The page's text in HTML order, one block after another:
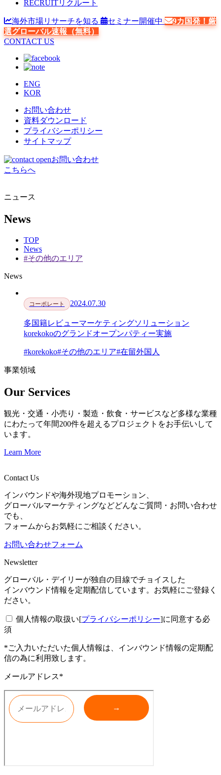
RECRUITリクルート
海外市場リサーチを知る セミナー開催中
9カ国発！厳
選グローバル速報（無料）
CONTACT US
ENG
KOR
お問い合わせ
資料ダウンロード
プライバシーポリシー
サイトマップ
お問い合わせ
こちらへ
ニュース
News
TOP
News
#その他のエリア
News
コーポレート 2024.07.30
多国籍レビューマーケティングソリューション
korekokoのグランドオープンパティー実施
#korekoko#その他のエリア#在留外国人
事業領域
Our Services
観光・交通・小売り・製造・飲食・サービスなど多様な業種
にわたって年間200件を超えるプロジェクトをお手伝いして
います。
Learn More
Contact Us
インバウンドや海外現地プロモーション、
グローバルマーケティングなどどんなご質問・お問い合わせ
でも、
フォームからお気軽にご相談ください。
お問い合わせフォーム
Newsletter
グローバル・デイリーが独自の目線でチョイスした
インバウンド情報を定期配信しています。お気軽にご登録く
ださい。
個人情報の取扱い[プライバシーポリシー]に同意する必
須
*ご入力いただいた個人情報は、インバウンド情報の定期配
信の為に利用致します。
メールアドレス*